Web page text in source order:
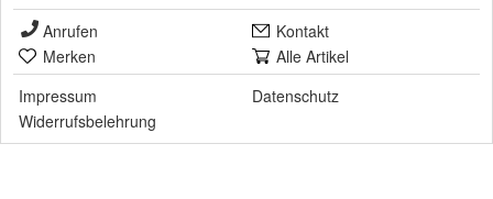
Anrufen
Kontakt
Merken
Alle Artikel
Impressum
Datenschutz
Widerrufsbelehrung